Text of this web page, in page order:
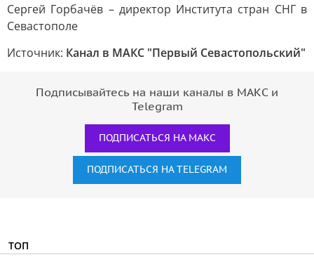
Сергей Горбачёв – директор Института стран СНГ в
Севастополе
Источник: Канал в МАКС "Первый Севастопольский"
Подписывайтесь на наши каналы в МАКС и
Telegram
ПОДПИСАТЬСЯ НА МАКС
ПОДПИСАТЬСЯ НА TELEGRAM
ТОП